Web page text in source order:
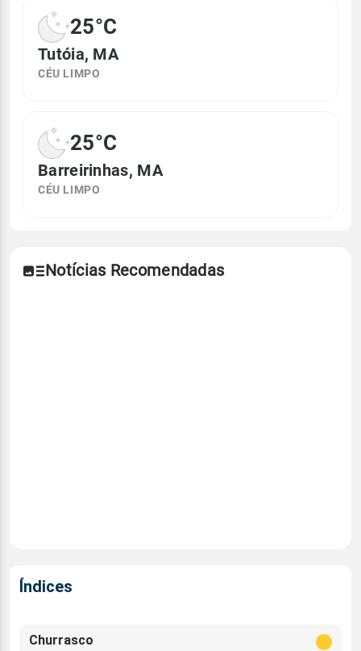
25°C
Tutóia, MA
CÉU LIMPO
25°C
Barreirinhas, MA
CÉU LIMPO
Notícias Recomendadas
Índices
Churrasco